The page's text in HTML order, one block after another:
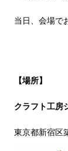
当日、会場で
【場所】
クラフト工房
東京都新宿区